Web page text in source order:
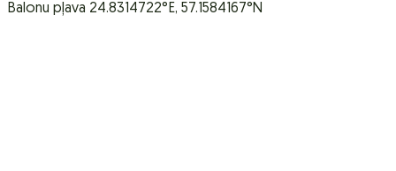
Balonu pļava 24.8314722°E, 57.1584167°N